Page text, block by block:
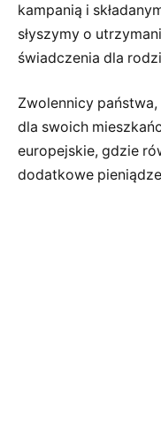
kampanią i
słyszymy o
świadczenia dla
Zwolennicy
dla swoich
europejskie, gdzie
dodatkowe